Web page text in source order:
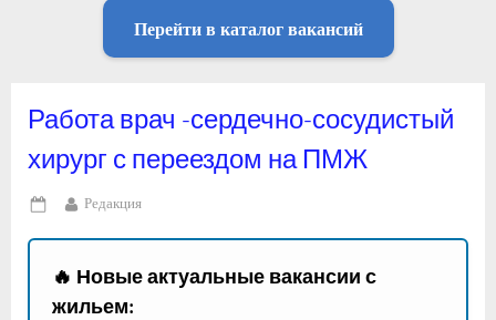
Перейти в каталог вакансий
Работа врач -сердечно-сосудистый
хирург с переездом на ПМЖ
Posted
on
By
Редакция
🔥 Новые актуальные вакансии с
жильем: